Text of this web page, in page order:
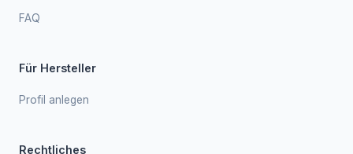
FAQ
Für Hersteller
Profil anlegen
Rechtliches